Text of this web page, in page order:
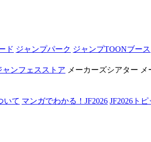
ド ジャンプパーク ジャンプTOONブース
ャンフェスストア メーカーズシアター
いて マンガでわかる！JF2026 JF2026トピ